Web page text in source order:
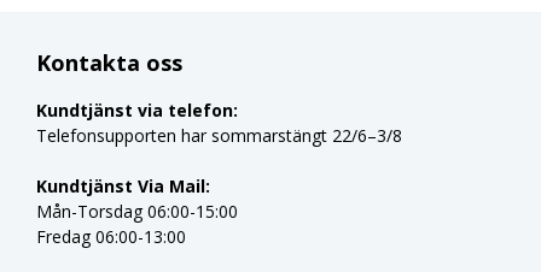
Kontakta oss
Kundtjänst via telefon:
Telefonsupporten har sommarstängt 22/6–3/8
Kundtjänst Via Mail:
Mån-Torsdag 06:00-15:00
Fredag 06:00-13:00